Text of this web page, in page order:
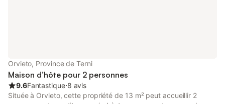
Orvieto, Province de Terni
Maison d’hôte pour 2 personnes
9.6Fantastique⋅8 avis
Située à Orvieto, cette propriété de 13 m² peut accueillir 2